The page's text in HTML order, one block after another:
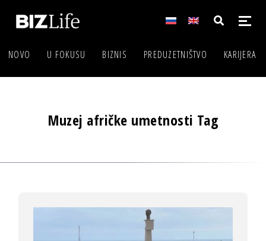
NOVO U FOKUSU BIZNIS PREDUZETNIŠTVO KARIJERA
Muzej afričke umetnosti Tag